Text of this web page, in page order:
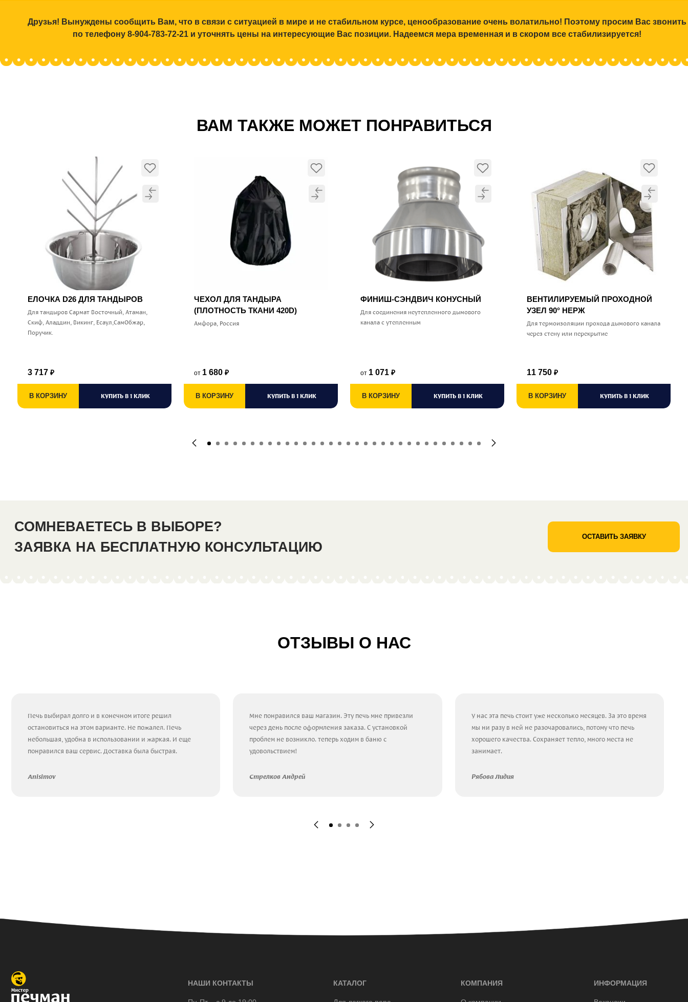
Друзья! Вынуждены сообщить Вам, что в связи с ситуацией в мире и не стабильном курсе, ценообразование очень волатильно! Поэтому просим Вас звонить
по телефону 8-904-783-72-21 и уточнять цены на интересующие Вас позиции. Надеемся мера временная и в скором все стабилизируется!
ВАМ ТАКЖЕ МОЖЕТ ПОНРАВИТЬСЯ
ЕЛОЧКА D26 ДЛЯ ТАНДЫРОВ
Для тандыров Сармат Восточный, Атаман,
Скиф, Аладдин, Викинг, Есаул,СамОбжар,
Поручик.
3 717 ₽
В КОРЗИНУ КУПИТЬ В 1 КЛИК
ЧЕХОЛ ДЛЯ ТАНДЫРА
(ПЛОТНОСТЬ ТКАНИ 420D)
Амфора, Россия
от 1 680 ₽
В КОРЗИНУ КУПИТЬ В 1 КЛИК
ФИНИШ-СЭНДВИЧ КОНУСНЫЙ
Для соединения неутепленного дымового
канала с утепленным
от 1 071 ₽
В КОРЗИНУ КУПИТЬ В 1 КЛИК
ВЕНТИЛИРУЕМЫЙ ПРОХОДНОЙ
УЗЕЛ 90° НЕРЖ
Для термоизоляции прохода дымового канала
через стену или перекрытие
11 750 ₽
В КОРЗИНУ КУПИТЬ В 1 КЛИК
СОМНЕВАЕТЕСЬ В ВЫБОРЕ?
ЗАЯВКА НА БЕСПЛАТНУЮ КОНСУЛЬТАЦИЮ
ОСТАВИТЬ ЗАЯВКУ
ОТЗЫВЫ О НАС
Печь выбирал долго и в конечном итоге решил
остановиться на этом варианте. Не пожалел. Печь
небольшая, удобна в использовании и жаркая. И еще
понравился ваш сервис. Доставка была быстрая.
Anisimov
Мне понравился ваш магазин. Эту печь мне привезли
через день после оформления заказа. С установкой
проблем не возникло. теперь ходим в баню с
удовольствием!
Стрелков Андрей
У нас эта печь стоит уже несколько месяцев. За это время
мы ни разу в ней не разочаровались, потому что печь
хорошего качества. Сохраняет тепло, много места не
занимает.
Рябова Лидия
НАШИ КОНТАКТЫ КАТАЛОГ КОМПАНИЯ ИНФОРМАЦИЯ